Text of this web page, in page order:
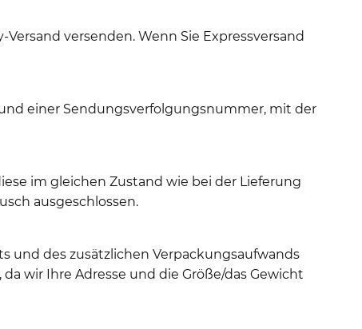
versenden. Wenn Sie Expressversand
einer Sendungsverfolgungsnummer, mit der
im gleichen Zustand wie bei der Lieferung
ausgeschlossen.
und des zusätzlichen Verpackungsaufwands
wir Ihre Adresse und die Größe/das Gewicht